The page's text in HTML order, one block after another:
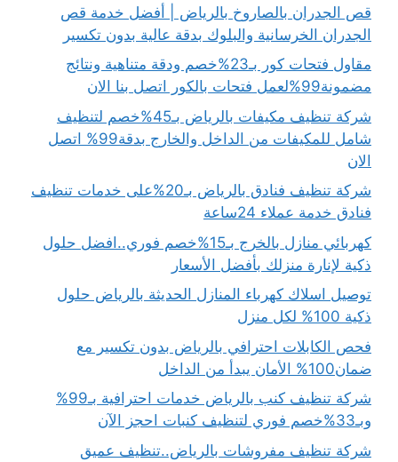
قص الجدران بالصاروخ بالرياض | أفضل خدمة قص
الجدران الخرسانية والبلوك بدقة عالية بدون تكسير
مقاول فتحات كور بـ23%خصم ودقة متناهية ونتائج
مضمونة99%لعمل فتحات بالكور اتصل بنا الان
شركة تنظيف مكيفات بالرياض بـ45%خصم لتنظيف
شامل للمكيفات من الداخل والخارج بدقة99% اتصل
الان
شركة تنظيف فنادق بالرياض بـ20%على خدمات تنظيف
فنادق خدمة عملاء 24ساعة
كهربائي منازل بالخرج بـ15%خصم فوري..افضل حلول
ذكية لإنارة منزلك بأفضل الأسعار
توصيل اسلاك كهرباء المنازل الحديثة بالرياض حلول
ذكية 100% لكل منزل
فحص الكابلات احترافي بالرياض بدون تكسير مع
ضمان100% الأمان يبدأ من الداخل
شركة تنظيف كنب بالرياض خدمات احترافية بـ99%
وبـ33%خصم فوري لتنظيف كنبات احجز الآن
شركة تنظيف مفروشات بالرياض..تنظيف عميق